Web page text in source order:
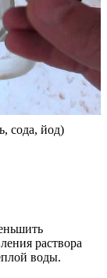
сода, йод)
раствора
воды.